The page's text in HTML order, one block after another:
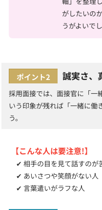
がしたいの
うがよいで
ポイント2 誠実さ、
採用面接では、面接官に「一
いう印象が残れば「一緒に働
う。
【こんな人は要注意!】
✔ 相手の目を見て話すのが
✔ あいさつや笑顔がない人
✔ 言葉遣いがラフな人